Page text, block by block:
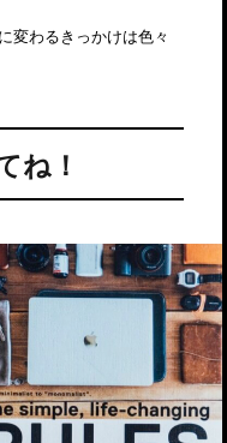
変わるきっかけは色々
ね！